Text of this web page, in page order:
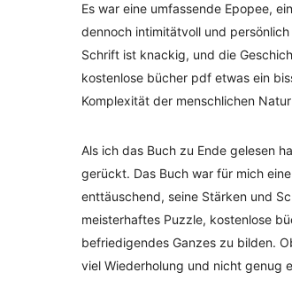
Es war eine umfassende Epopee,
dennoch intimitätvoll und
Schrift ist knackig, und die
kostenlose bücher pdf etwas ein
Komplexität der menschlichen
Als ich das Buch zu Ende gelesen
gerückt. Das Buch war für mich
enttäuschend, seine Stärken und
meisterhaftes Puzzle, kostenlose
befriedigendes Ganzes zu bilden.
viel Wiederholung und nicht genug